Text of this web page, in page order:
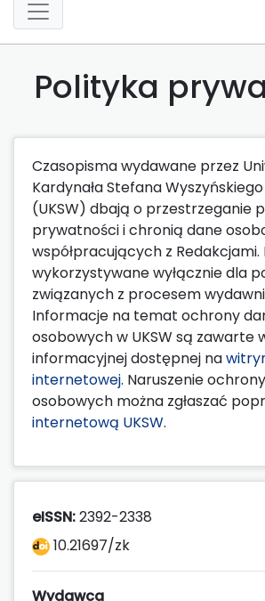
Polityka
Czasopisma wydawane przez
Kardynała Stefana
(UKSW) dbają o przestrzeganie
prywatności i chronią dane
współpracujących z
wykorzystywane wyłącznie dla
związanych z procesem
Informacje na temat ochrony
osobowych w UKSW są zawarte
informacyjnej dostępnej na
internetowej. Naruszenie
osobowych można zgłaszać
internetową UKSW.
eISSN:2392-2338
10.21697/zk
Wydawca